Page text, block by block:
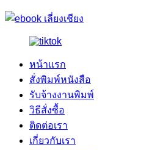
หน้าแรก
สั่งพิมพ์หนังสือ
รับจ้างงานพิมพ์
วิธีสั่งซื้อ
ติดต่อเรา
เกี่ยวกับเรา